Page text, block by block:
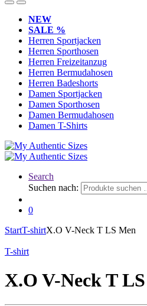
NEW
SALE %
Herren Sportjacken
Herren Sporthosen
Herren Freizeitanzug
Herren Bermudahosen
Herren Badeshorts
Damen Sportjacken
Damen Sporthosen
Damen Bermudahosen
Damen T-Shirts
Search
Suchen nach:
0
StartT-shirtX.O V-Neck T LS Men
T-shirt
X.O V-Neck T